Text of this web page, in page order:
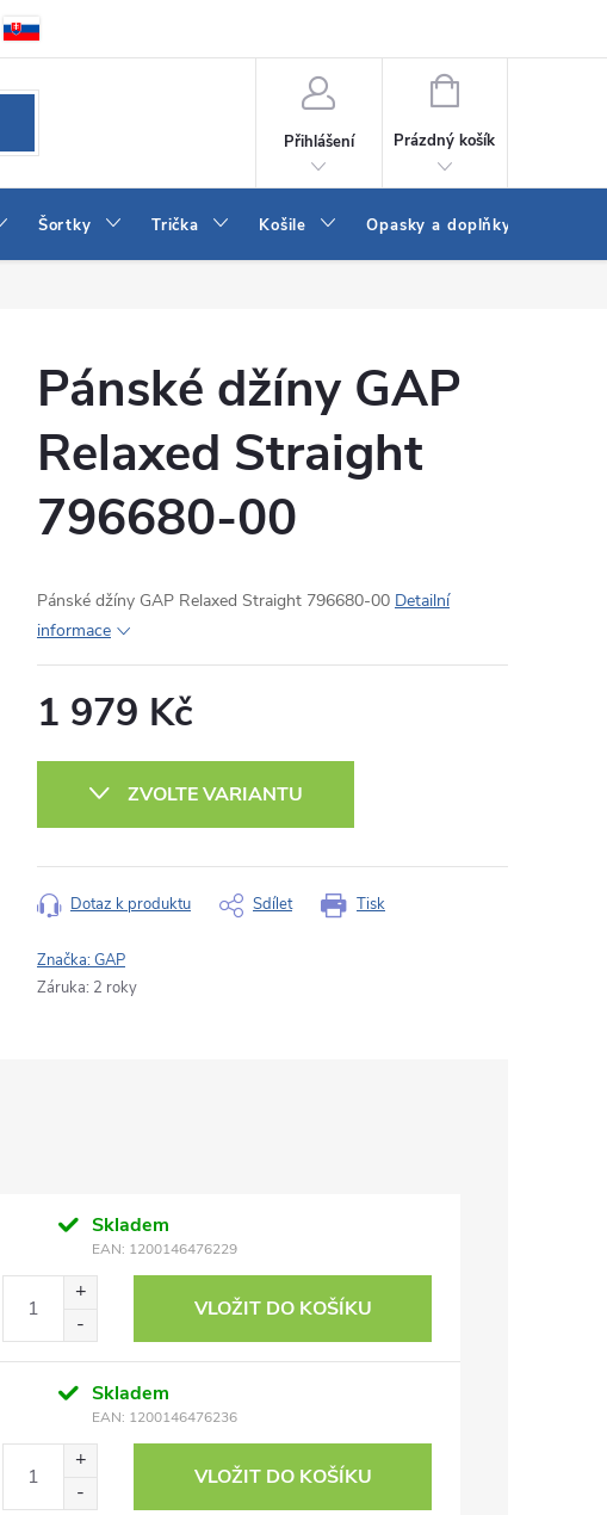
Kontakt
Přihlášení
NÁKUPNÍ
Prázdný košík
Šortky Trička Košile Opasky a doplňky
Pánské džíny GAP
Relaxed Straight
796680-00
Pánské džíny GAP Relaxed Straight 796680-00 Detailní
informace
1 979 Kč
ZVOLTE VARIANTU
Tisk
Dotaz k produktu Sdílet
Značka:GAP
Záruka: 2 roky
Skladem
EAN: 1200146476229
VLOŽIT DO KOŠÍKU
Skladem
EAN: 1200146476236
VLOŽIT DO KOŠÍKU